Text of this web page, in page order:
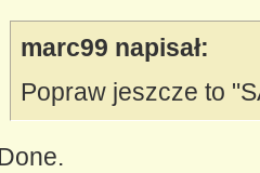
marc99 napisał:
Popraw jeszcze to
Done.